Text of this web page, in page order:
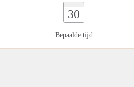
30
Bepaalde tijd